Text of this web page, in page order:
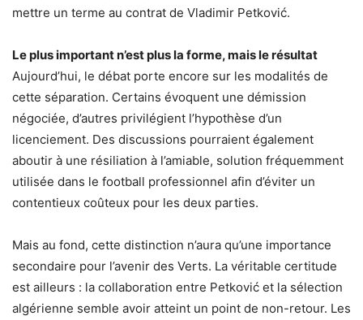
mettre un terme au contrat de Vladimir Petković.
Le plus important n’est plus la forme, mais le résultat
Aujourd’hui, le débat porte encore sur les modalités de
cette séparation. Certains évoquent une démission
négociée, d’autres privilégient l’hypothèse d’un
licenciement. Des discussions pourraient également
aboutir à une résiliation à l’amiable, solution fréquemment
utilisée dans le football professionnel afin d’éviter un
contentieux coûteux pour les deux parties.
Mais au fond, cette distinction n’aura qu’une importance
secondaire pour l’avenir des Verts. La véritable certitude
est ailleurs : la collaboration entre Petković et la sélection
algérienne semble avoir atteint un point de non-retour. Les